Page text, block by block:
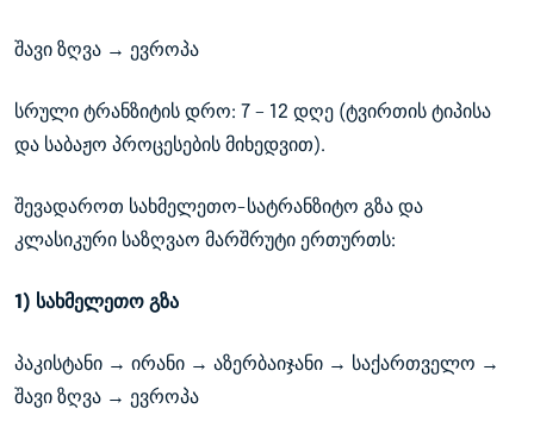
შავი ზღვა → ევროპა
სრული ტრანზიტის დრო: 7 – 12 დღე (ტვირთის ტიპისა
და საბაჟო პროცესების მიხედვით).
შევადაროთ სახმელეთო-სატრანზიტო გზა და
კლასიკური საზღვაო მარშრუტი ერთურთს:
1) სახმელეთო გზა
პაკისტანი → ირანი → აზერბაიჯანი → საქართველო →
შავი ზღვა → ევროპა